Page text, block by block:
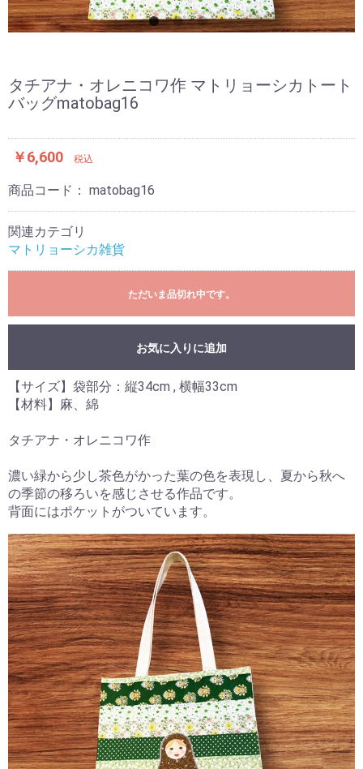
タチアナ・オレニコワ作 マトリョーシカトート
バッグmatobag16
￥6,600 税込
商品コード： matobag16
関連カテゴリ
マトリョーシカ雑貨
ただいま品切れ中です。
お気に入りに追加
【サイズ】袋部分：縦34cm , 横幅33cm
【材料】麻、綿
タチアナ・オレニコワ作
濃い緑から少し茶色がかった葉の色を表現し、夏から秋へ
の季節の移ろいを感じさせる作品です。
背面にはポケットがついています。